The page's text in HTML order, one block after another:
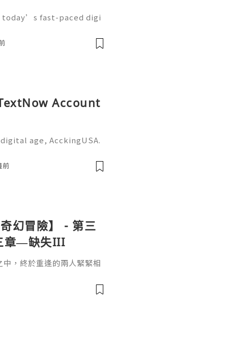
today’s fast-paced digi
branding, and m
Account
age, AcckingUSA.
for personal use or busi
前
幻冒險】 - 第三
章—缺失III
，終於重逢的兩人緊緊相